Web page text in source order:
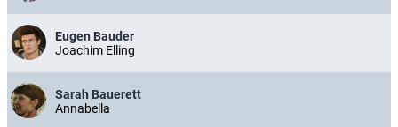
Eugen Bauder
Joachim Elling
Sarah Bauerett
Annabella